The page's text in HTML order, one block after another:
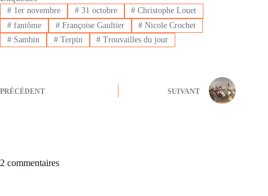
#1er novembre #31 octobre # Christophe Louet
#fantôme #Françoise Gaultier # Nicole Crochet
#Sambin #Terpin # Trouvailles du jour
PRÉCÉDENT SUIVANT
2 commentaires